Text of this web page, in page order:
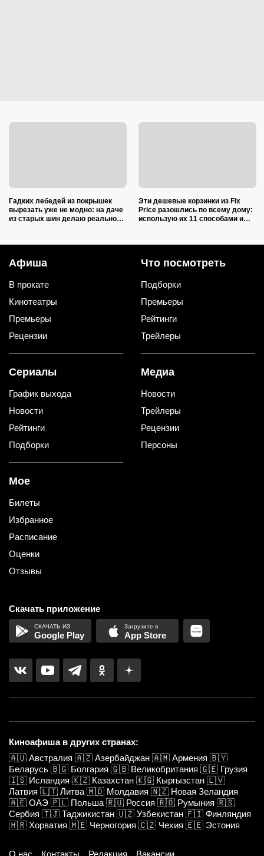
Гадких лебедей из покрышек
вырезать уже не модно: на даче
из старых шин делаю реально
Эти дешевые корзинки из Fix
Price разошлись по всему дому:
использую их 11 способами и
Афиша
В прокате
Кинотеатры
Премьеры
Рецензии
Что посмотреть
Подборки
Премьеры
Рейтинги
Трейлеры
Сериалы
График выхода
Новости
Рейтинги
Подборки
Медиа
Новости
Трейлеры
Рецензии
Персоны
Мое
Билеты
Избранное
Расписание
Оценки
Отзывы
Скачать приложение
Google Play App Store
Киноафиша в других странах:
🇦🇺 Австралия 🇦🇿 Азербайджан 🇦🇲 Армения 🇧🇾
Беларусь 🇧🇬 Болгария 🇬🇧 Великобритания 🇬🇪 Грузия
🇮🇸 Исландия 🇰🇿 Казахстан 🇰🇬 Кыргызстан 🇱🇻
Латвия 🇱🇹 Литва 🇲🇩 Молдавия 🇳🇿 Новая Зеландия
🇦🇪 ОАЭ 🇵🇱 Польша 🇷🇺 Россия 🇷🇴 Румыния 🇷🇸
Сербия 🇹🇯 Таджикистан 🇺🇿 Узбекистан 🇫🇮 Финляндия
🇭🇷 Хорватия 🇲🇪 Черногория 🇨🇿 Чехия 🇪🇪 Эстония
О нас Контакты Редакция Вакансии